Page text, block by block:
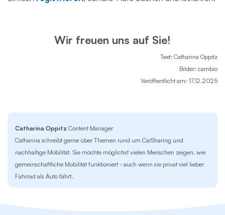
Wir freuen uns auf Sie!
Text: Catharina Oppitz
Bilder: cambio
Veröffentlicht am: 17.12.2025
Catharina Oppitz Content Manager
Catharina schreibt gerne über Themen rund um CarSharing und
nachhaltige Mobilität. Sie möchte möglichst vielen Menschen zeigen, wie
gemeinschaftliche Mobilität funktioniert - auch wenn sie privat viel lieber
Fahrrad als Auto fährt.